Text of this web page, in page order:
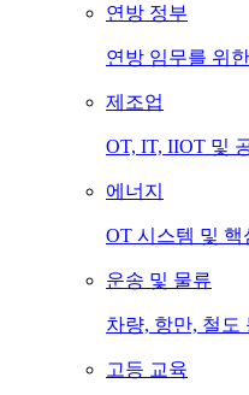
연방 정부
연방 임무를 위
제조업
OT, IT, IIOT 및
에너지
OT 시스템 및 핵
운송 및 물류
차량, 항만, 철도
고등 교육